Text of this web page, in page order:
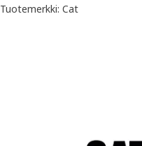
Tuotemerkki: Cat